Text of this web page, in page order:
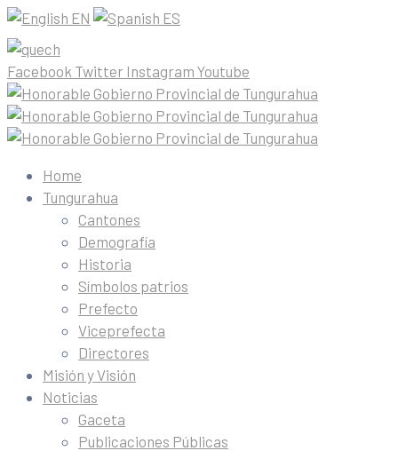
EN ES
Facebook Twitter Instagram Youtube
Home
Tungurahua
Cantones
Demografía
Historia
Símbolos patrios
Prefecto
Viceprefecta
Directores
Misión y Visión
Noticias
Gaceta
Publicaciones Públicas